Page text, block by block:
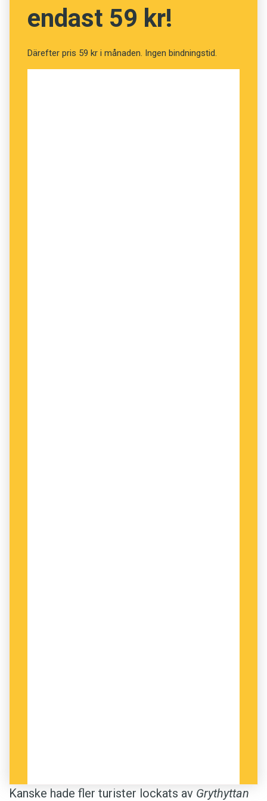
endast 59 kr!
Därefter pris 59 kr i månaden. Ingen bindningstid.
Kanske hade fler turister lockats av Grythyttan